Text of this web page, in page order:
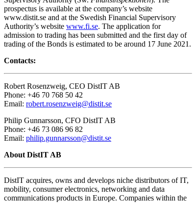
prospectus is available at the company’s website
www.distit.se and at the Swedish Financial Supervisory
Authority’s website www.fi.se. The application for
admission to trading has been submitted and the first day of
trading of the Bonds is estimated to be around 17 June 2021.
Contacts:
Robert Rosenzweig, CEO DistIT AB
Phone: +46 70 768 50 42
Email: robert.rosenzweig@distit.se
Philip Gunnarsson, CFO DistIT AB
Phone: +46 73 086 96 82
Email: philip.gunnarsson@distit.se
About DistIT AB
DistIT acquires, owns and develops niche distributors of IT,
mobility, consumer electronics, networking and data
communications products in Europe. Companies within the